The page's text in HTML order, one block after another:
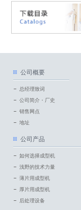
公司概要
总经理致词
公司简介・厂史
销售网点
地址
公司产品
如何选择成型机
浅野的技术力量
薄片用成型机
厚片用成型机
后处理设备